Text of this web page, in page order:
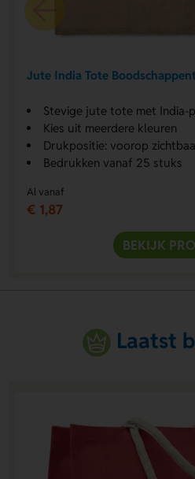
Jute India Tote
Stevige jute tote met India-
Kies uit meerdere kleuren
Drukpositie: voorop
Bedrukken vanaf 25 stuks
Al vanaf
€ 1,87
BEKIJK
Laatst